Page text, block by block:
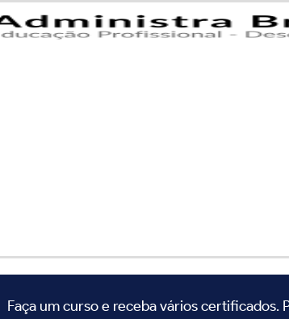
Faça um curso e receba vários certificados.